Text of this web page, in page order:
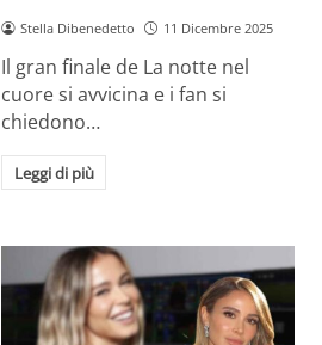
Stella Dibenedetto 11 Dicembre 2025
Il gran finale de La notte nel
cuore si avvicina e i fan si
chiedono…
Leggi di più